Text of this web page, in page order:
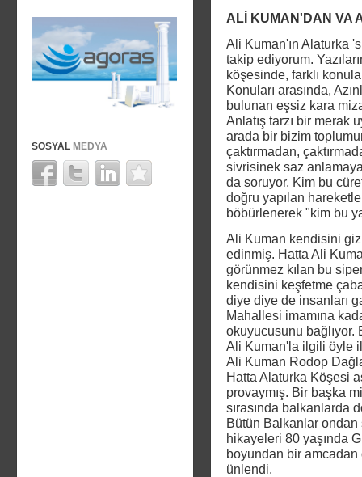
SOSYAL MEDYA
ALİ KUMAN'DAN VA
Ali Kuman'ın Alaturka
takip ediyorum.
köşesinde, farklı
Konuları arasında,
bulunan eşsiz kara
Anlatış tarzı bir merak
arada bir bizim
çaktırmadan,
sivrisinek saz
da soruyor. Kim bu
doğru yapılan
böbürlenerek "kim bu
Ali Kuman kendisini
edinmiş. Hatta Ali
görünmez kılan bu
kendisini keşfetme
diye diye de insanları
Mahallesi imamına
okuyucusunu bağlıyor.
Ali Kuman'la ilgili öyle
Ali Kuman Rodop
Hatta Alaturka Köşesi
provaymış. Bir başka
sırasında balkanlarda
Bütün Balkanlar ondan
hikayeleri 80 yaşında
boyundan bir
ünlendi.